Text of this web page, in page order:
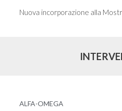
Nuova incorporazione alla
ALFA-OMEGA